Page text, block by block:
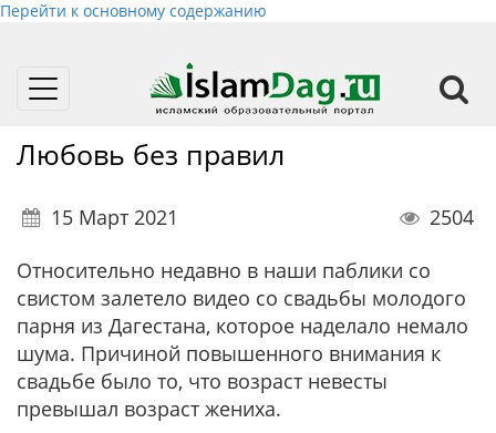
Перейти к основному содержанию
Toggle
Любовь без правил
15 Март 2021
2504
Относительно недавно в наши паблики со
свистом залетело видео со свадьбы молодого
парня из Дагестана, которое наделало немало
шума. Причиной повышенного внимания к
свадьбе было то, что возраст невесты
превышал возраст жениха.